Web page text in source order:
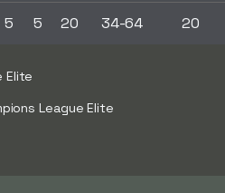
5 5 20 34-64 20
Elite
League Elite